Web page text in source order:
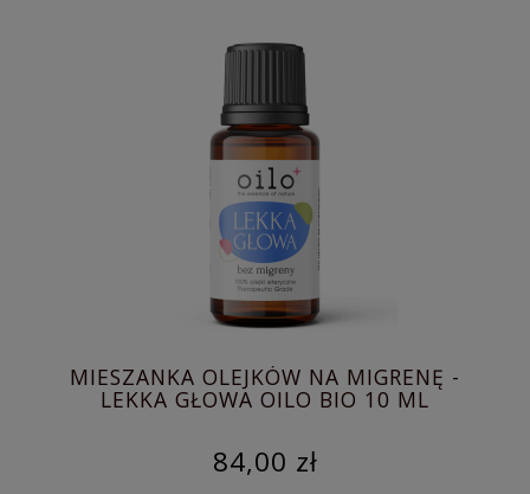
MIESZANKA OLEJKÓW NA MIGRENĘ -
LEKKA GŁOWA OILO BIO 10 ML
84,00 zł